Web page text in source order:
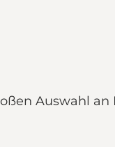
Auswahl